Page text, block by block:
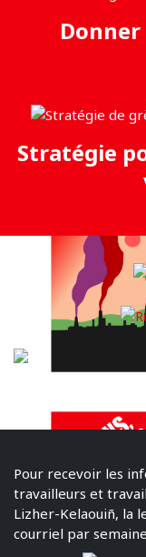
Donner
Stratégie
Pour recevoir les
travailleurs et
Lizher-Kelaouiñ, la
courriel par